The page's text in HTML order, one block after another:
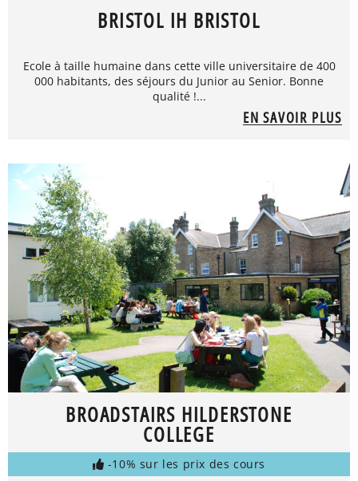
BRISTOL IH BRISTOL
Ecole à taille humaine dans cette ville universitaire de 400
000 habitants, des séjours du Junior au Senior. Bonne
qualité !...
EN SAVOIR PLUS
BROADSTAIRS HILDERSTONE
COLLEGE
-10% sur les prix des cours